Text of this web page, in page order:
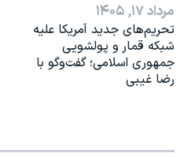
مرداد ۱۷, ۱۴۰۵
تحریم‌های جدید آمریکا علیه
شبکه قمار و پولشویی
جمهوری اسلامی؛ گفت‌وگو با
رضا غیبی